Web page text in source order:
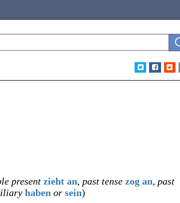
present zieht an, past tense zog an, past
haben or sein)